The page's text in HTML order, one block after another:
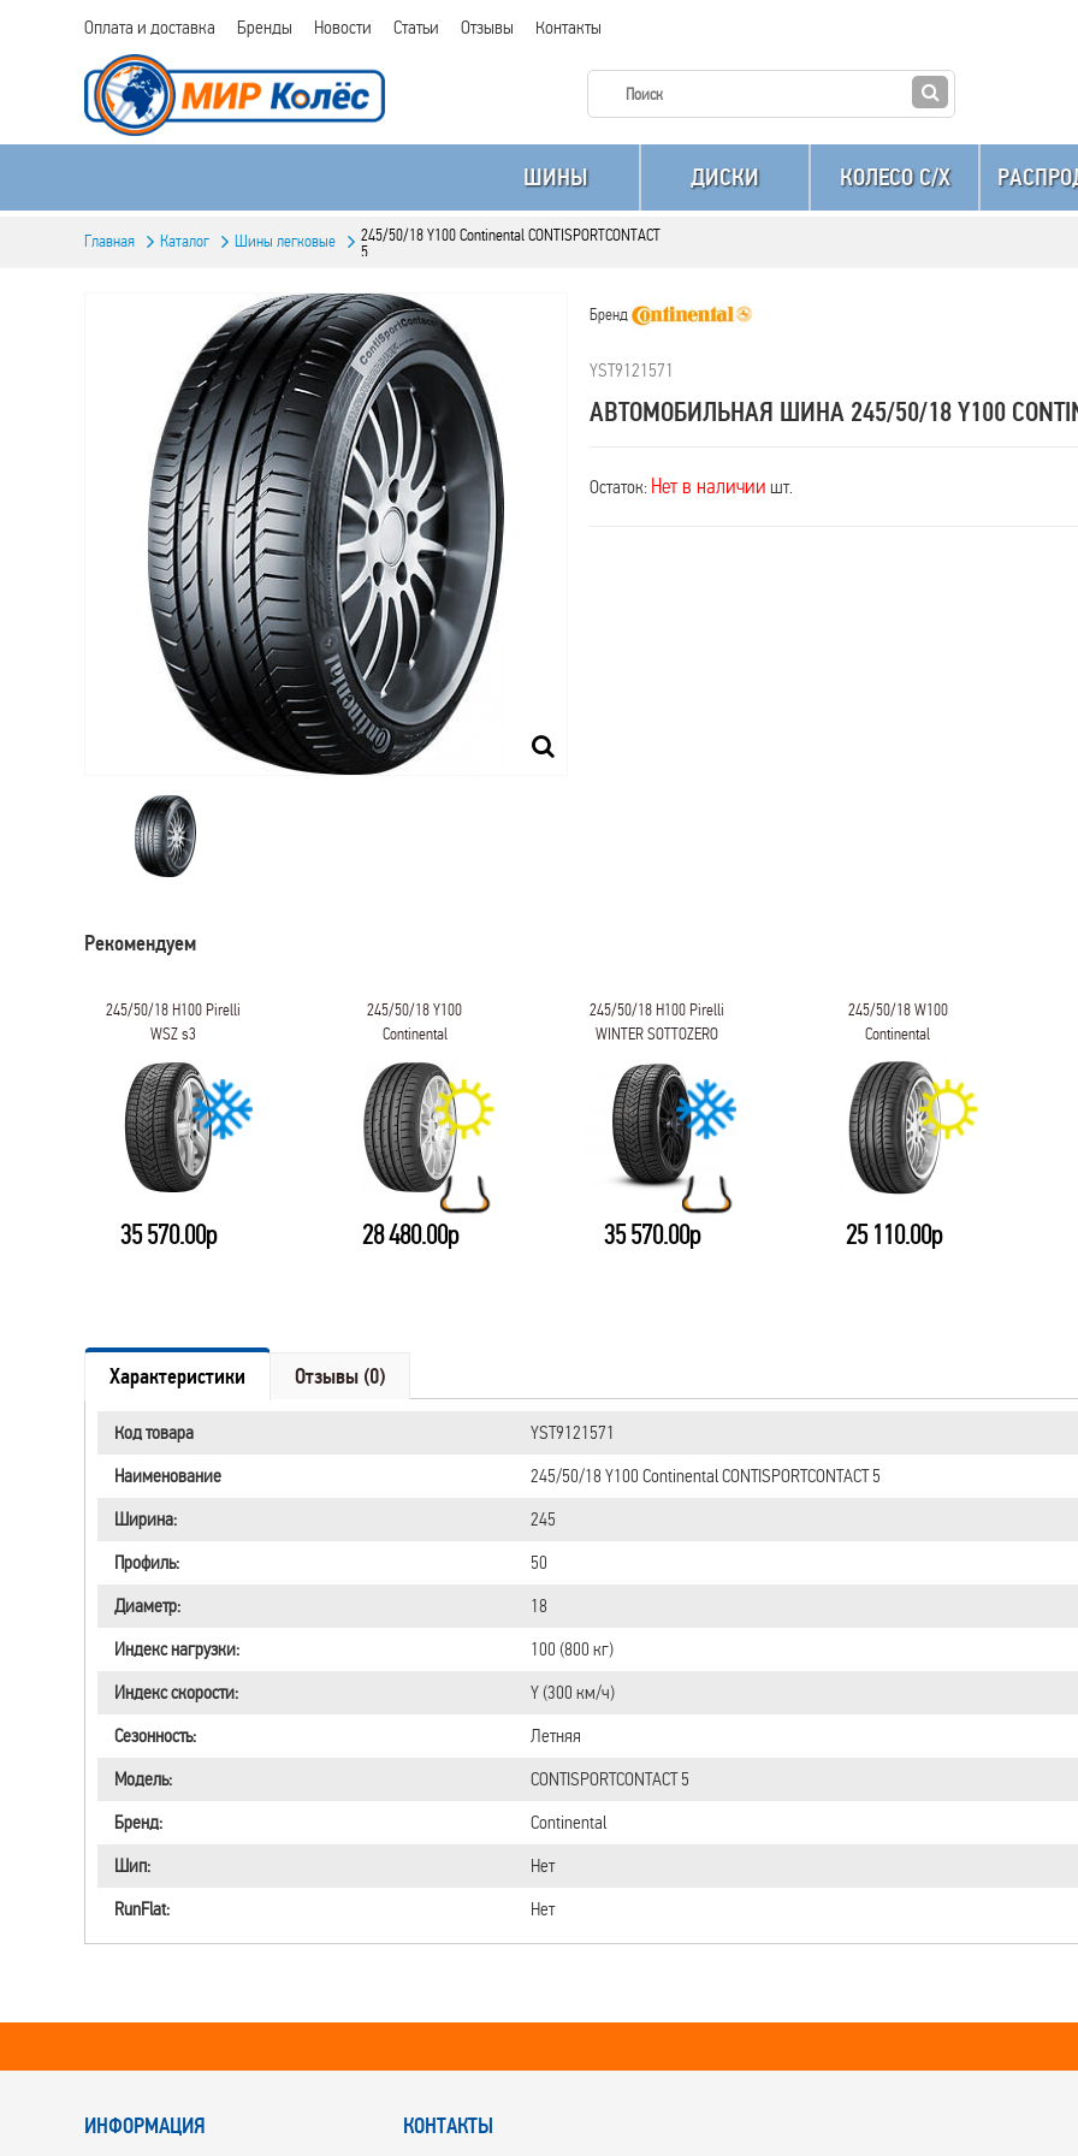
Оплата и доставка Бренды Новости Статьи Отзывы Контакты
ШИНЫ ДИСКИ КОЛЕСО C/X
Главная Каталог Шины легковые
245/50/18 Y100 Continental CONTISPORTCONTACT
5
Бренд
YST9121571
АВТОМОБИЛЬНАЯ ШИНА 245/50/18 Y100
Остаток: Нет в наличии шт.
Рекомендуем
245/50/18 H100 Pirelli
WSZ s3
35 570.00р
245/50/18 Y100
Continental
CONTISPORTCONTACT 3
28 480.00р
245/50/18 H100 Pirelli
WINTER SOTTOZERO
35 570.00р
245/50/18 W100
Continental
CONTISPORTCONTACT 5
25 110.00р
Характеристики Отзывы (0)
Код товара
YST9121571
Наименование
245/50/18 Y100 Continental CONTISPORTCONTACT 5
Ширина:
245
Профиль:
50
Диаметр:
18
Индекс нагрузки:
100 (800 кг)
Индекс скорости:
Y (300 км/ч)
Сезонность:
Летняя
Модель:
CONTISPORTCONTACT 5
Бренд:
Continental
Шип:
Нет
RunFlat:
Нет
ИНФОРМАЦИЯ КОНТАКТЫ